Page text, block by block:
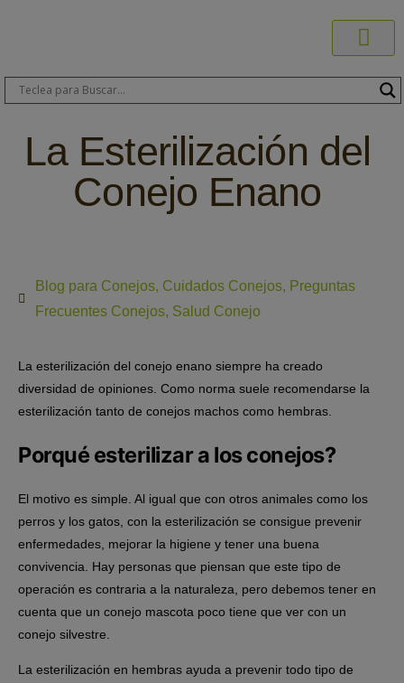
La Esterilización del
Conejo Enano
Blog para Conejos, Cuidados Conejos, Preguntas
Frecuentes Conejos, Salud Conejo
La esterilización del conejo enano siempre ha creado
diversidad de opiniones. Como norma suele recomendarse la
esterilización tanto de conejos machos como hembras.
Porqué esterilizar a los conejos?
El motivo es simple. Al igual que con otros animales como los
perros y los gatos, con la esterilización se consigue prevenir
enfermedades, mejorar la higiene y tener una buena
convivencia. Hay personas que piensan que este tipo de
operación es contraria a la naturaleza, pero debemos tener en
cuenta que un conejo mascota poco tiene que ver con un
conejo silvestre.
La esterilización en hembras ayuda a prevenir todo tipo de